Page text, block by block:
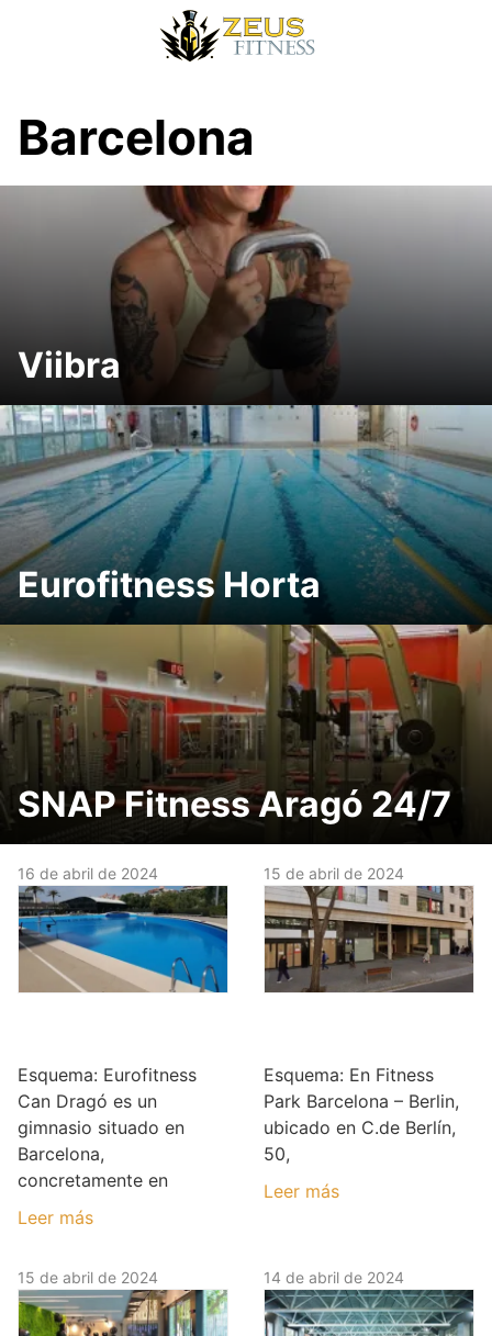
Barcelona
Viibra
Eurofitness Horta
SNAP Fitness Aragó 24/7
16 de abril de 2024
Esquema: Eurofitness
Can Dragó es un
gimnasio situado en
Barcelona,
concretamente en
Leer más
15 de abril de 2024
Esquema: En Fitness
Park Barcelona – Berlin,
ubicado en C.de Berlín,
50,
Leer más
15 de abril de 2024 14 de abril de 2024